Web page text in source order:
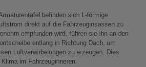
befinden sich L-förmige
direkt auf die Fahrzeuginsassen zu
empfunden wird, führen sie ihn an den
entlang in Richtung Dach, um
Luftverwirbelungen zu erzeugen. Dies
im Fahrzeuginneren.